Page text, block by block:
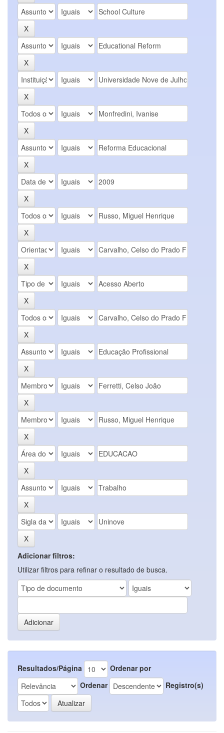
Adicionar filtros:
Utilizar filtros para refinar o resultado de busca.
Resultados/Página
Ordenar por
Ordenar
Registro(s)